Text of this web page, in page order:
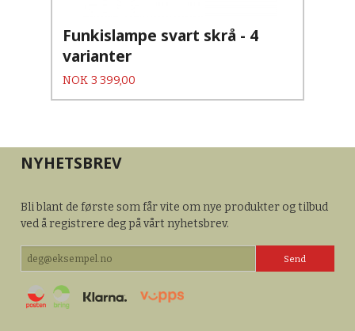
Funkislampe svart skrå - 4
varianter
Pris
NOK 3 399,00
NYHETSBREV
Bli blant de første som får vite om nye produkter og tilbud
ved å registrere deg på vårt nyhetsbrev.